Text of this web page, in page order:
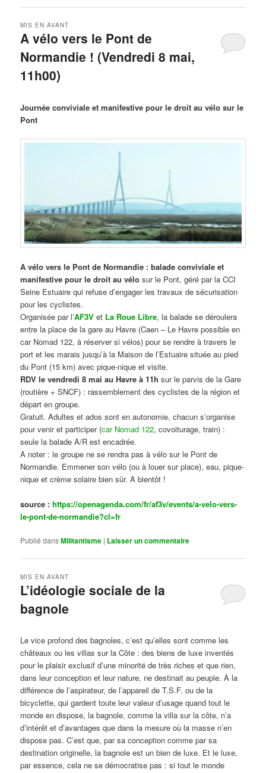
A vélo vers le Pont de
Normandie ! (Vendredi 8 mai,
11h00)
MIS EN AVANT
Journée conviviale et manifestive pour le droit au vélo sur le
Pont
A vélo vers le Pont de Normandie : balade conviviale et
manifestive pour le droit au vélo sur le Pont, géré par la CCI
Seine Estuaire qui refuse d’engager les travaux de sécurisation
pour les cyclistes.
Organisée par l’AF3V et La Roue Libre, la balade se déroulera
entre la place de la gare au Havre (Caen – Le Havre possible en
car Nomad 122, à réserver si vélos) pour se rendre à travers le
port et les marais jusqu’à la Maison de l’Estuaire située au pied
du Pont (15 km) avec pique-nique et visite.
RDV le vendredi 8 mai au Havre à 11h sur le parvis de la Gare
(routière + SNCF) : rassemblement des cyclistes de la région et
départ en groupe.
Gratuit. Adultes et ados sont en autonomie, chacun s’organise
pour venir et participer (car Nomad 122, covoiturage, train) :
seule la balade A/R est encadrée.
A noter : le groupe ne se rendra pas à vélo sur le Pont de
Normandie. Emmener son vélo (ou à louer sur place), eau, pique-
nique et crème solaire bien sûr. A bientôt !
source :https://openagenda.com/fr/af3v/events/a-velo-vers-
le-pont-de-normandie?cl=fr
Publié dansMilitantisme | Laisser un commentaire
L’idéologie sociale de la
bagnole
MIS EN AVANT
Le vice profond des bagnoles, c’est qu’elles sont comme les
châteaux ou les villas sur la Côte : des biens de luxe inventés
pour le plaisir exclusif d’une minorité de très riches et que rien,
dans leur conception et leur nature, ne destinait au peuple. À la
différence de l’aspirateur, de l’appareil de T.S.F. ou de la
bicyclette, qui gardent toute leur valeur d’usage quand tout le
monde en dispose, la bagnole, comme la villa sur la côte, n’a
d’intérêt et d’avantages que dans la mesure où la masse n’en
dispose pas. C’est que, par sa conception comme par sa
destination originelle, la bagnole est un bien de luxe. Et le luxe,
par essence, cela ne se démocratise pas : si tout le monde